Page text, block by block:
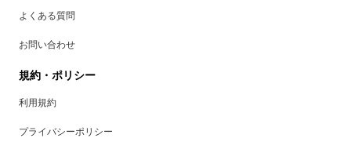
よくある質問
お問い合わせ
規約・ポリシー
利用規約
プライバシーポリシー